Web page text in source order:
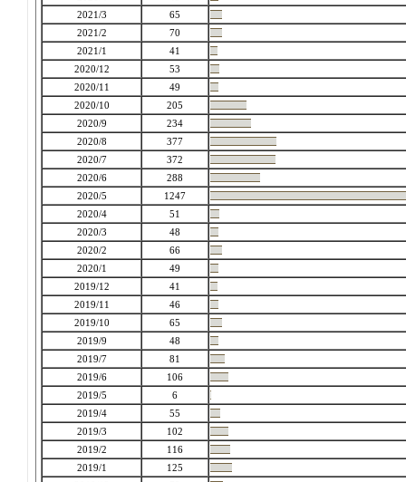
2021/3
65
2021/2
70
2021/1
41
2020/12
53
2020/11
49
2020/10
205
2020/9
234
2020/8
377
2020/7
372
2020/6
288
2020/5
1247
2020/4
51
2020/3
48
2020/2
66
2020/1
49
2019/12
41
2019/11
46
2019/10
65
2019/9
48
2019/7
81
2019/6
106
2019/5
6
2019/4
55
2019/3
102
2019/2
116
2019/1
125